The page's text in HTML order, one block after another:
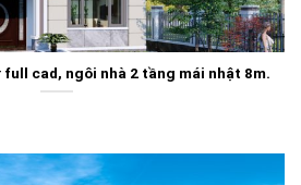
cad, ngôi nhà 2 tầng mái nhật 8m.